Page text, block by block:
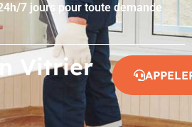
7 jours pour toute demande
Vitrier